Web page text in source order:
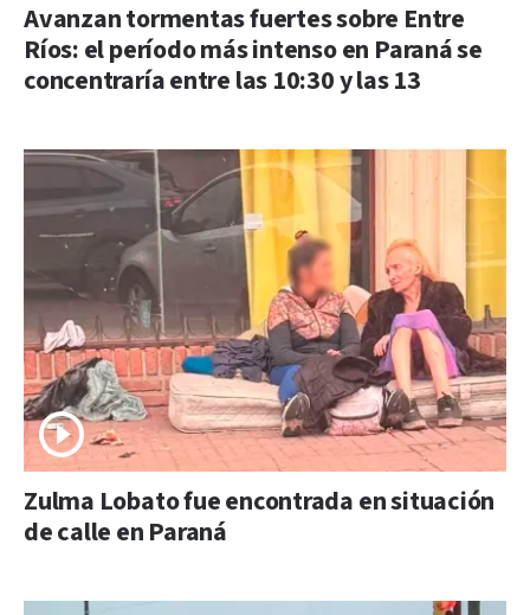
Avanzan tormentas fuertes sobre Entre
Ríos: el período más intenso en Paraná se
concentraría entre las 10:30 y las 13
Zulma Lobato fue encontrada en situación
de calle en Paraná